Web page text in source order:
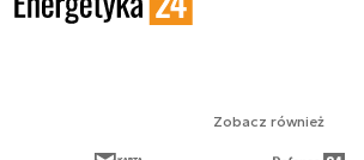
Zobacz również